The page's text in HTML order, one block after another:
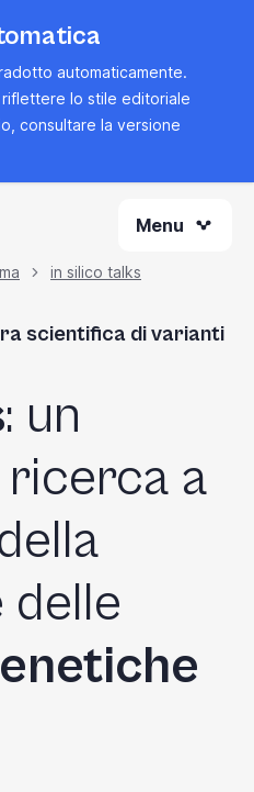
automaticamente.
lo stile editoriale
consultare la versione
Menu
in silico talks
scientifica di varianti
: un
a
delle